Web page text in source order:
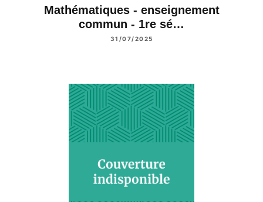
Mathématiques - enseignement
commun - 1re sé…
31/07/2025